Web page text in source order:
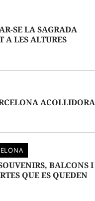
SE LA SAGRADA
A LES ALTURES
ACOLLIDORA
BALCONS I
QUE ES QUEDEN